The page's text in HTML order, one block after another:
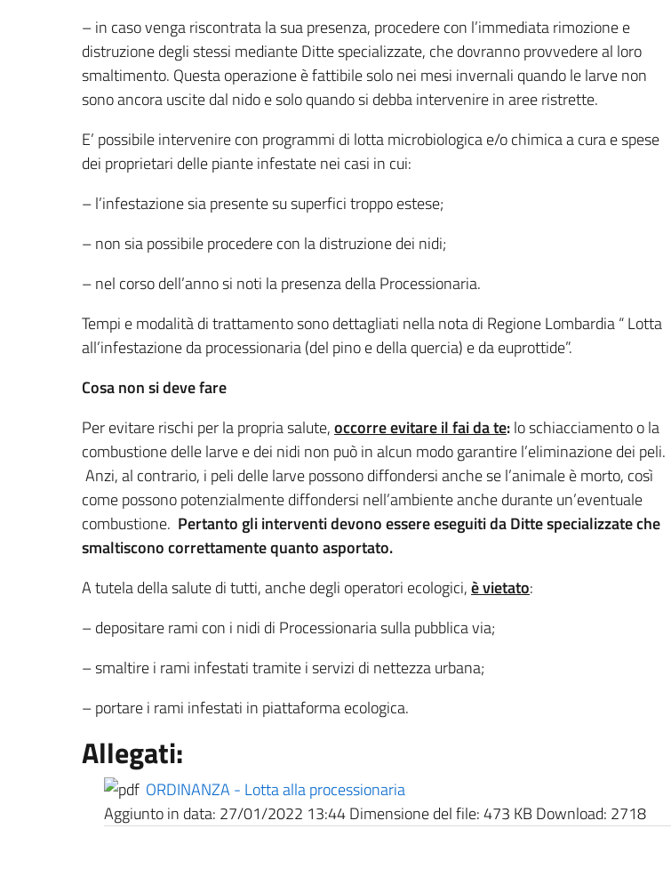
– in caso venga riscontrata la sua presenza, procedere con l’immediata rimozione e
distruzione degli stessi mediante Ditte specializzate, che dovranno provvedere al loro
smaltimento. Questa operazione è fattibile solo nei mesi invernali quando le larve non
sono ancora uscite dal nido e solo quando si debba intervenire in aree ristrette.
E’ possibile intervenire con programmi di lotta microbiologica e/o chimica a cura e spese
dei proprietari delle piante infestate nei casi in cui:
– l’infestazione sia presente su superfici troppo estese;
– non sia possibile procedere con la distruzione dei nidi;
– nel corso dell’anno si noti la presenza della Processionaria.
Tempi e modalità di trattamento sono dettagliati nella nota di Regione Lombardia “ Lotta
all’infestazione da processionaria (del pino e della quercia) e da euprottide”.
Cosa non si deve fare
Per evitare rischi per la propria salute,occorre evitare il fai da te:lo schiacciamento o la
combustione delle larve e dei nidi non può in alcun modo garantire l’eliminazione dei peli.
Anzi, al contrario, i peli delle larve possono diffondersi anche se l’animale è morto, così
come possono potenzialmente diffondersi nell’ambiente anche durante un’eventuale
combustione. Pertanto gli interventi devono essere eseguiti da Ditte specializzate che
smaltiscono correttamente quanto asportato.
A tutela della salute di tutti, anche degli operatori ecologici,è vietato:
– depositare rami con i nidi di Processionaria sulla pubblica via;
– smaltire i rami infestati tramite i servizi di nettezza urbana;
– portare i rami infestati in piattaforma ecologica.
Allegati:
ORDINANZA - Lotta alla processionaria
Aggiunto in data: 27/01/2022 13:44Dimensione del file:473 KB Download: 2718